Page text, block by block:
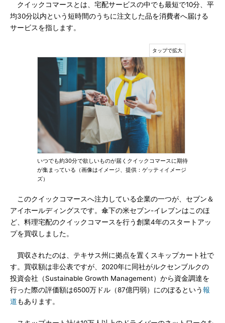
クイックコマースとは、宅配サービスの中でも最短で10分、平
均30分以内という短時間のうちに注文した品を消費者へ届ける
サービスを指します。
いつでも約30分で欲しいものが届くクイックコマースに期待
が集まっている（画像はイメージ、提供：ゲッティイメージ
ズ）
このクイックコマースへ注力している企業の一つが、セブン＆
アイホールディングスです。傘下の米セブン-イレブンはこのほ
ど、料理宅配のクイックコマースを行う創業4年のスタートアッ
プを買収しました。
買収されたのは、テキサス州に拠点を置くスキップカート社で
す。買収額は非公表ですが、2020年に同社がルクセンブルクの
投資会社（Sustainable Growth Management）から資金調達を
行った際の評価額は6500万ドル（87億円弱）にのぼるという報
道もあります。